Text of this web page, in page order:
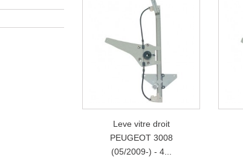
Leve vitre droit
PEUGEOT 3008
(05/2009-) - 4...